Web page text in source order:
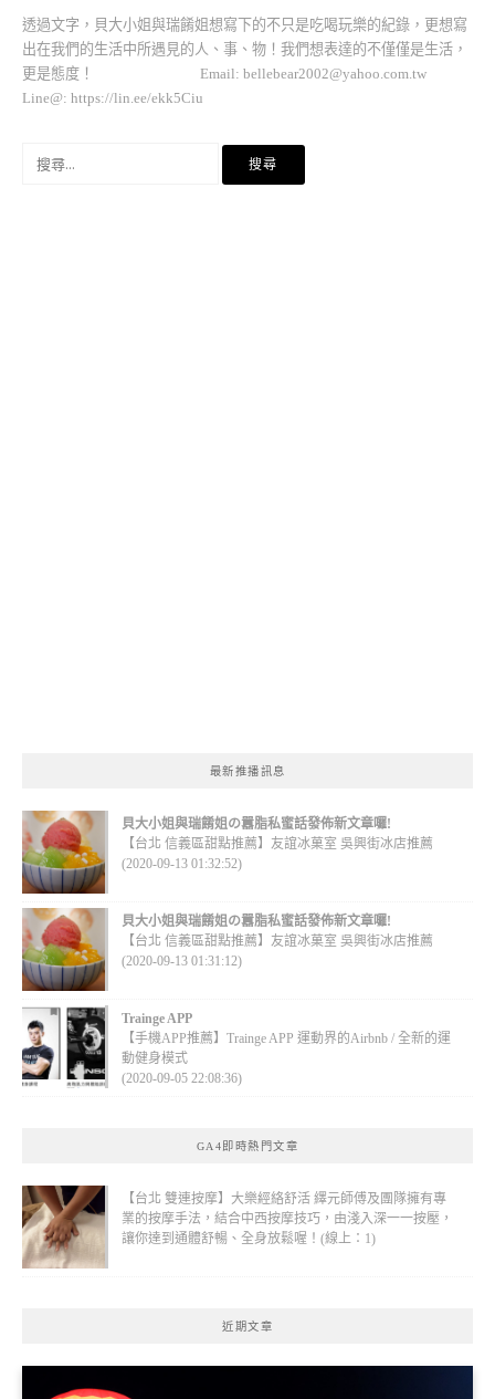
透過文字，貝大小姐與瑞餚姐想寫下的不只是吃喝玩樂的紀錄，更想寫
出在我們的生活中所遇見的人、事、物！我們想表達的不僅僅是生活，
更是態度！ Email: bellebear2002@yahoo.com.tw
Line@: https://lin.ee/ekk5Ciu
最新推播訊息
貝大小姐與瑞餚姐の囂脂私蜜話發佈新文章囉!
【台北 信義區甜點推薦】友誼冰菓室 吳興街冰店推薦
(2020-09-13 01:32:52)
貝大小姐與瑞餚姐の囂脂私蜜話發佈新文章囉!
【台北 信義區甜點推薦】友誼冰菓室 吳興街冰店推薦
(2020-09-13 01:31:12)
Trainge APP
【手機APP推薦】Trainge APP 運動界的Airbnb / 全新的運
動健身模式
(2020-09-05 22:08:36)
GA4即時熱門文章
【台北 雙連按摩】大樂經絡舒活 繹元師傅及團隊擁有專
業的按摩手法，結合中西按摩技巧，由淺入深一一按壓，
讓你達到通體舒暢、全身放鬆喔！(線上：1)
近期文章